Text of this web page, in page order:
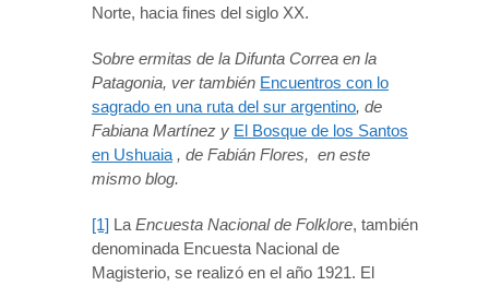
Norte, hacia fines del siglo XX.
Sobre ermitas de la Difunta Correa en la
Patagonia, ver también Encuentros con lo
sagrado en una ruta del sur argentino, de
Fabiana Martínez y El Bosque de los Santos
en Ushuaia, de Fabián Flores, en este
mismo blog.
[1] LaEncuesta Nacional de Folklore, también
denominada Encuesta Nacional de
Magisterio, se realizó en el año 1921. El